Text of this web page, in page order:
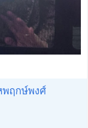
ฤกษ์พงศ์